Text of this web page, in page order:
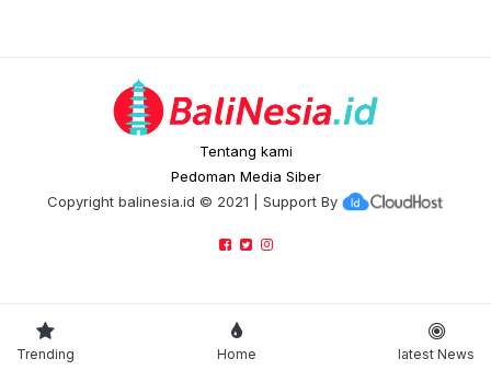
Tentang kami
Pedoman Media Siber
Copyright balinesia.id © 2021 | Support By
Trending Home latest News